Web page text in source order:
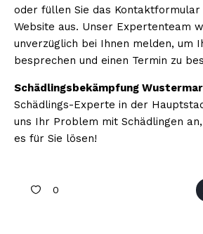
oder füllen Sie das Kontaktformular
Website aus. Unser Expertenteam
unverzüglich bei Ihnen melden, um
besprechen und einen Termin zu
Schädlingsbekämpfung
Schädlings-Experte in der
uns Ihr Problem mit Schädlingen
es für Sie lösen!
0